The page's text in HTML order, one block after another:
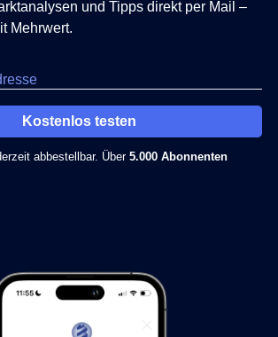
und Tipps direkt per Mail –
Mehrwert.
Kostenlos testen
abbestellbar. Über 5.000 Abonnenten